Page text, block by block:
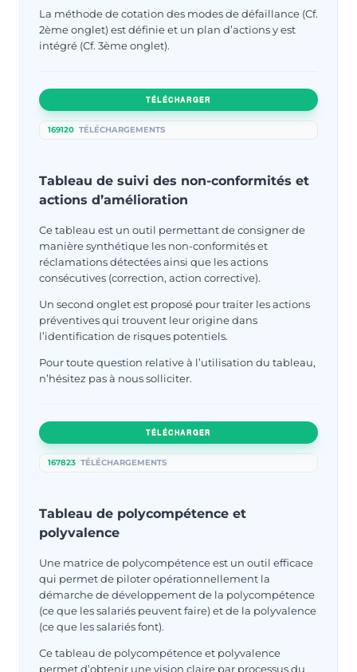
La méthode de cotation des modes de défaillance (Cf.
2ème onglet) est définie et un plan d’actions y est
intégré (Cf. 3ème onglet).
TÉLÉCHARGER
169120 TÉLÉCHARGEMENTS
Tableau de suivi des non-conformités et
actions d’amélioration
Ce tableau est un outil permettant de consigner de
manière synthétique les non-conformités et
réclamations détectées ainsi que les actions
consécutives (correction, action corrective).
Un second onglet est proposé pour traiter les actions
préventives qui trouvent leur origine dans
l’identification de risques potentiels.
Pour toute question relative à l’utilisation du tableau,
n’hésitez pas à nous solliciter.
TÉLÉCHARGER
167823 TÉLÉCHARGEMENTS
Tableau de polycompétence et
polyvalence
Une matrice de polycompétence est un outil efficace
qui permet de piloter opérationnellement la
démarche de développement de la polycompétence
(ce que les salariés peuvent faire) et de la polyvalence
(ce que les salariés font).
Ce tableau de polycompétence et polyvalence
permet d’obtenir une vision claire par processus du